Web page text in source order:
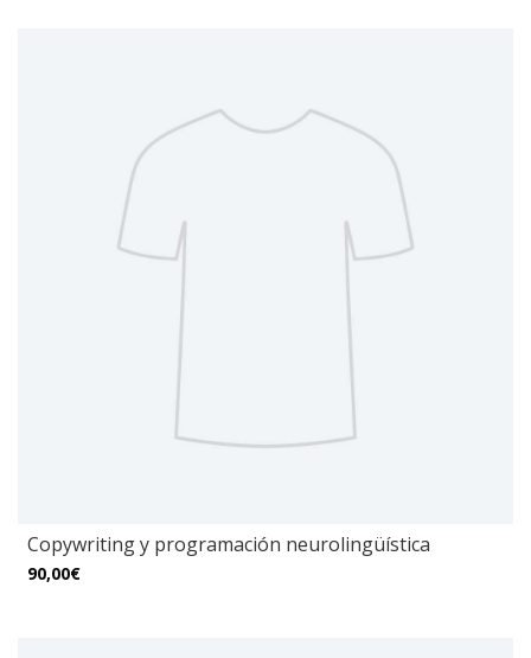
Copywriting y programación neurolingüística
90,00€